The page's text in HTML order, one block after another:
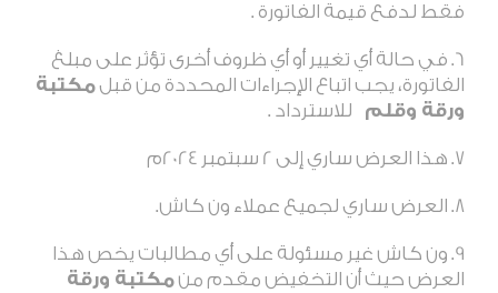
فقط لدفع قيمة الفاتورة .
في حالة أي تغيير أو أي ظروف أخرى تؤثر على مبلغ
الفاتورة، يجب اتباع الإجراءات المحددة من قبل مكتبة
ورقة وقلم
للاسترداد .
هذا العرض ساري إلى 2 سبتمبر 2024م
العرض ساري لجميع عملاء ون كاش.
ون كاش غير مسئولة على أي مطالبات يخص هذا
العرض حيث أن التخفيض مقدم من مكتبة ورقة